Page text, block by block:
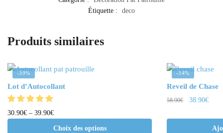
Étiquette :
deco
Produits similaires
-39%
Lot d’Autocollant
30.90€ – 39.90€
Choix des options
-34%
Reveil de Chase
58.90€ 38.90€